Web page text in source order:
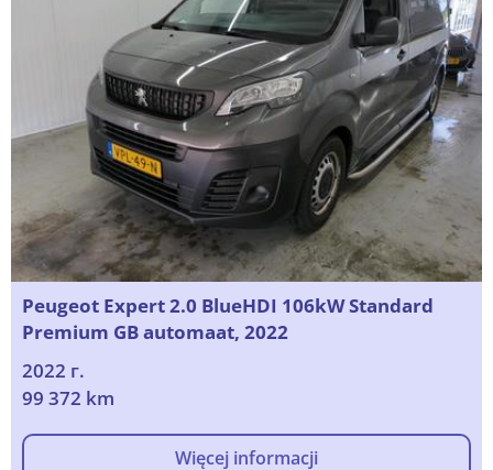
Peugeot Expert 2.0 BlueHDI 106kW Standard
Premium GB automaat, 2022
2022 г.
99 372 km
Więcej informacji